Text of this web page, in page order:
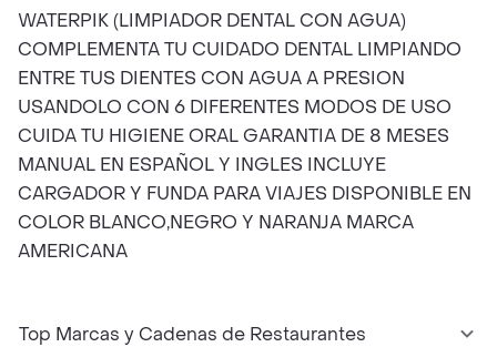
WATERPIK (LIMPIADOR DENTAL CON AGUA)
COMPLEMENTA TU CUIDADO DENTAL LIMPIANDO
ENTRE TUS DIENTES CON AGUA A PRESION
USANDOLO CON 6 DIFERENTES MODOS DE USO
CUIDA TU HIGIENE ORAL GARANTIA DE 8 MESES
MANUAL EN ESPAÑOL Y INGLES INCLUYE
CARGADOR Y FUNDA PARA VIAJES DISPONIBLE EN
COLOR BLANCO,NEGRO Y NARANJA MARCA
AMERICANA
Top Marcas y Cadenas de Restaurantes